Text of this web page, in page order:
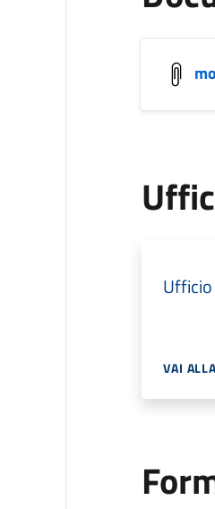
VAI